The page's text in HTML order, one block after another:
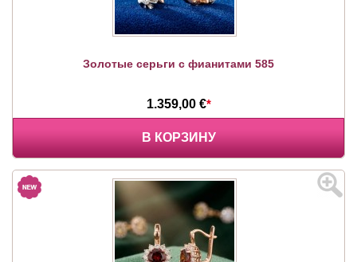
Золотые серьги с фианитами 585
1.359,00 €*
В КОРЗИНУ